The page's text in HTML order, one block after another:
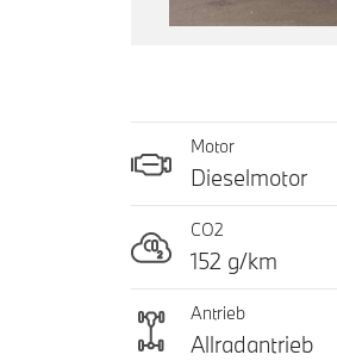
Motor
Dieselmotor
CO2
152 g/km
Antrieb
Allradantrieb